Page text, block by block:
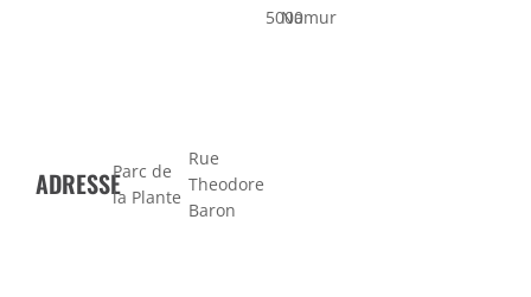
ADRESSEParc de
la Plante
Rue
Theodore
Baron
5000
Namur